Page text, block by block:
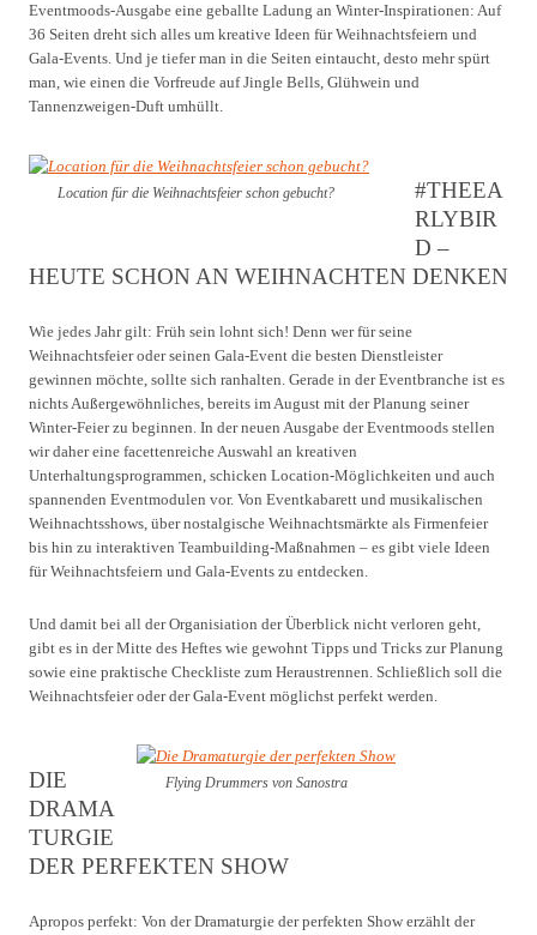
Eventmoods-Ausgabe eine geballte Ladung an Winter-Inspirationen: Auf
36 Seiten dreht sich alles um kreative Ideen für Weihnachtsfeiern und
Gala-Events. Und je tiefer man in die Seiten eintaucht, desto mehr spürt
man, wie einen die Vorfreude auf Jingle Bells, Glühwein und
Tannenzweigen-Duft umhüllt.
Location für die Weihnachtsfeier schon gebucht?
#THEEA
RLYBIR
D –
HEUTE SCHON AN WEIHNACHTEN DENKEN
Wie jedes Jahr gilt: Früh sein lohnt sich! Denn wer für seine
Weihnachtsfeier oder seinen Gala-Event die besten Dienstleister
gewinnen möchte, sollte sich ranhalten. Gerade in der Eventbranche ist es
nichts Außergewöhnliches, bereits im August mit der Planung seiner
Winter-Feier zu beginnen. In der neuen Ausgabe der Eventmoods stellen
wir daher eine facettenreiche Auswahl an kreativen
Unterhaltungsprogrammen, schicken Location-Möglichkeiten und auch
spannenden Eventmodulen vor. Von Eventkabarett und musikalischen
Weihnachtsshows, über nostalgische Weihnachtsmärkte als Firmenfeier
bis hin zu interaktiven Teambuilding-Maßnahmen – es gibt viele Ideen
für Weihnachtsfeiern und Gala-Events zu entdecken.
Und damit bei all der Organisiation der Überblick nicht verloren geht,
gibt es in der Mitte des Heftes wie gewohnt Tipps und Tricks zur Planung
sowie eine praktische Checkliste zum Heraustrennen. Schließlich soll die
Weihnachtsfeier oder der Gala-Event möglichst perfekt werden.
Flying Drummers von Sanostra
DIE
DRAMA
TURGIE
DER PERFEKTEN SHOW
Apropos perfekt: Von der Dramaturgie der perfekten Show erzählt der